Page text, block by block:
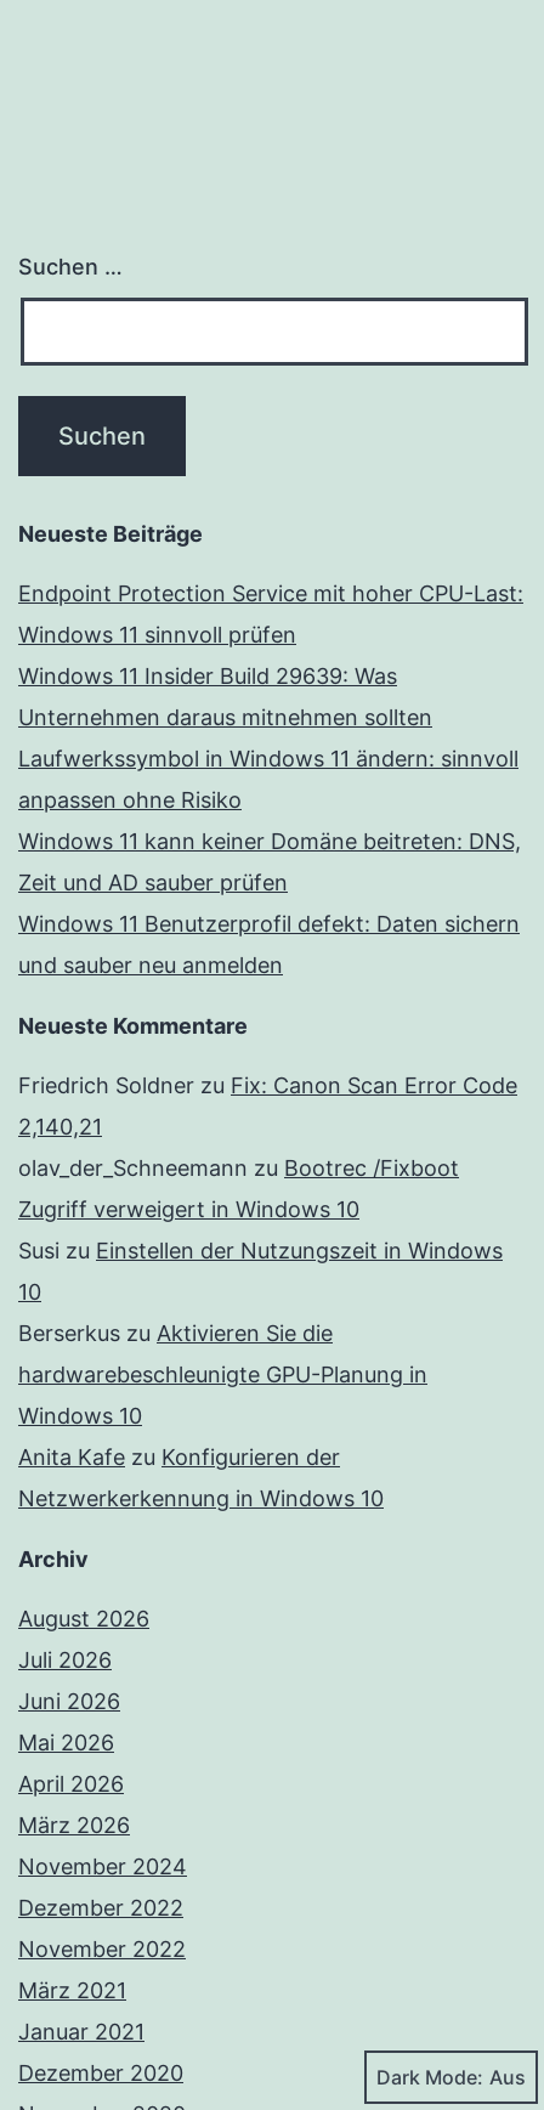
Suchen …
Neueste Beiträge
Endpoint Protection Service mit hoher CPU-Last:
Windows 11 sinnvoll prüfen
Windows 11 Insider Build 29639: Was
Unternehmen daraus mitnehmen sollten
Laufwerkssymbol in Windows 11 ändern: sinnvoll
anpassen ohne Risiko
Windows 11 kann keiner Domäne beitreten: DNS,
Zeit und AD sauber prüfen
Windows 11 Benutzerprofil defekt: Daten sichern
und sauber neu anmelden
Neueste Kommentare
Friedrich Soldner zu Fix: Canon Scan Error Code
2,140,21
olav_der_Schneemann zu Bootrec /Fixboot
Zugriff verweigert in Windows 10
Susi zu Einstellen der Nutzungszeit in Windows
10
Berserkus zu Aktivieren Sie die
hardwarebeschleunigte GPU-Planung in
Windows 10
Anita Kafe zu Konfigurieren der
Netzwerkerkennung in Windows 10
Archiv
August 2026
Juli 2026
Juni 2026
Mai 2026
April 2026
März 2026
November 2024
Dezember 2022
November 2022
März 2021
Januar 2021
Dezember 2020
Dark Mode: